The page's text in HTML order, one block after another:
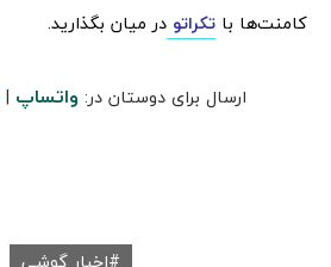
کامنت‌ها با تکراتو در میان بگذارید.
ارسال برای دوستان در: واتساپ |